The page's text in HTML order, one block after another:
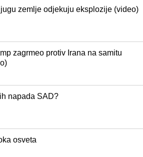
zemlje odjekuju eksplozije (video)
zagrmeo protiv Irana na samitu
napada SAD?
osveta